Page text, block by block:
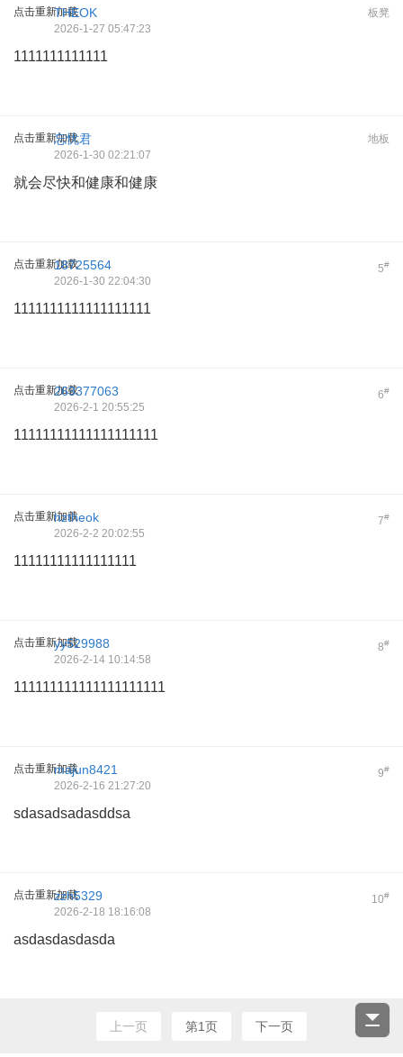
点击重新加载 板凳
THEOK
2026-1-27 05:47:23
1111111111111
点击重新加载 地板
忘忧君
2026-1-30 02:21:07
就会尽快和健康和健康
点击重新加载 5#
18725564
2026-1-30 22:04:30
1111111111111111111
点击重新加载 6#
263377063
2026-2-1 20:55:25
11111111111111111111
点击重新加载 7#
hztheok
2026-2-2 20:02:55
11111111111111111
点击重新加载 8#
yy529988
2026-2-14 10:14:58
111111111111111111111
点击重新加载 9#
majun8421
2026-2-16 21:27:20
sdasadsadasddsa
点击重新加载 10#
zzh5329
2026-2-18 18:16:08
asdasdasdasda
上一页 第1页 下一页